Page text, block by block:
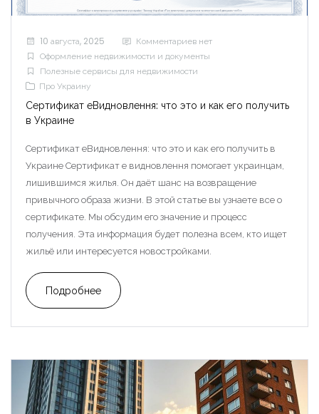
10 августа, 2025
Комментариев нет
Оформление недвижимости и документы
Полезные сервисы для недвижимости
Про Украину
Сертификат еВидновлення: что это и как его получить
в Украине
Сертификат еВидновлення: что это и как его получить в
Украине Сертификат е видновлення помогает украинцам,
лишившимся жилья. Он даёт шанс на возвращение
привычного образа жизни. В этой статье вы узнаете все о
сертификате. Мы обсудим его значение и процесс
получения. Эта информация будет полезна всем, кто ищет
жильё или интересуется новостройками.
Подробнее